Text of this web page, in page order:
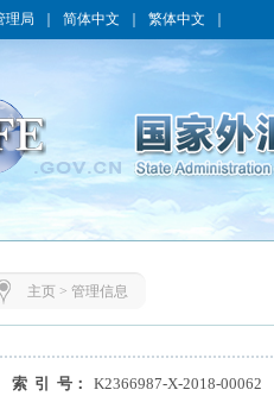
理局 简体中文 繁体中文
主页> 管理信息
索 引 号： K2366987-X-2018-00062